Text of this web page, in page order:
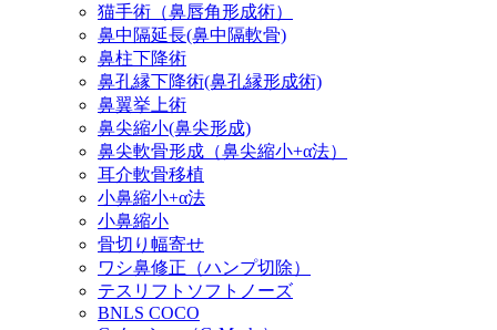
猫手術（鼻唇角形成術）
鼻中隔延長(鼻中隔軟骨)
鼻柱下降術
鼻孔縁下降術(鼻孔縁形成術)
鼻翼挙上術
鼻尖縮小(鼻尖形成)
鼻尖軟骨形成（鼻尖縮小+α法）
耳介軟骨移植
小鼻縮小+α法
小鼻縮小
骨切り幅寄せ
ワシ鼻修正（ハンプ切除）
テスリフトソフトノーズ
BNLS COCO